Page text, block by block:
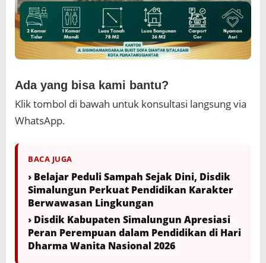
Ada yang bisa kami bantu?
Klik tombol di bawah untuk konsultasi langsung via
WhatsApp.
BACA JUGA
› Belajar Peduli Sampah Sejak Dini, Disdik
Simalungun Perkuat Pendidikan Karakter
Berwawasan Lingkungan
› Disdik Kabupaten Simalungun Apresiasi
Peran Perempuan dalam Pendidikan di Hari
Dharma Wanita Nasional 2026